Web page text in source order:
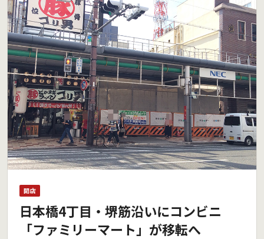
開店
日本橋4丁目・堺筋沿いにコンビニ
「ファミリーマート」が移転へ